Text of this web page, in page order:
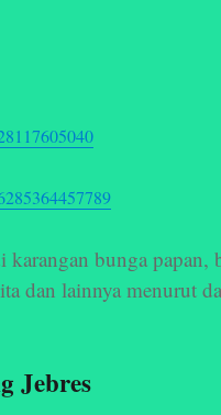
bunga papan,
dan lainnya menurut
Jebres